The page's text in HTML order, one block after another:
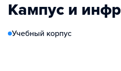
Кампус и
Учебный корпус